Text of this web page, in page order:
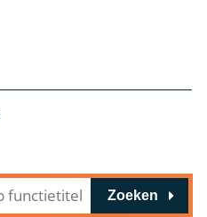
Zoeken